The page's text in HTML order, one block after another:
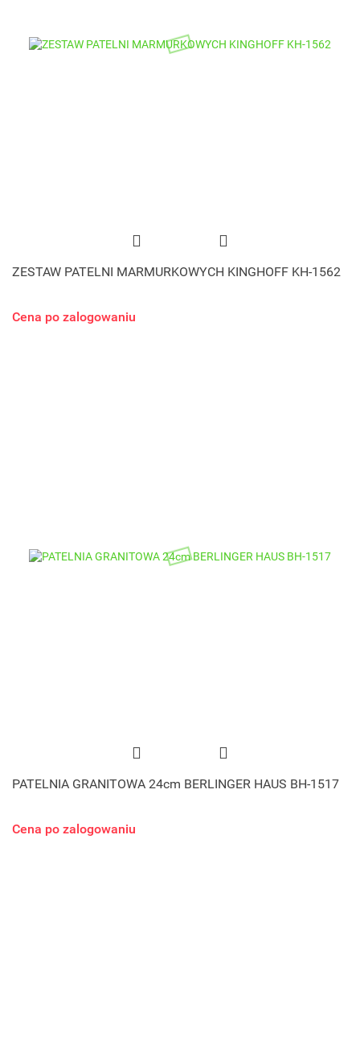
ZESTAW PATELNI MARMURKOWYCH KINGHOFF KH-1562
Cena po zalogowaniu
PATELNIA GRANITOWA 24cm BERLINGER HAUS BH-1517
Cena po zalogowaniu